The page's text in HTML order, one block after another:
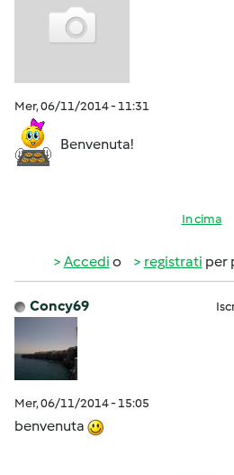
Mer, 06/11/2014 - 11:31
Benvenuta!
In cima
Accedi o registrati per
Concy69
Mer, 06/11/2014 - 15:05
benvenuta